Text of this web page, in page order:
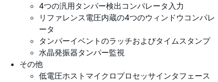
4つの汎用タンパー検出コンパレータ入力
リファレンス電圧内蔵の4つのウィンドウコンパレ
ータ
タンパーイベントのラッチおよびタイムスタンプ
水晶発振器タンパー監視
その他
低電圧ホストマイクロプロセッサインタフェース